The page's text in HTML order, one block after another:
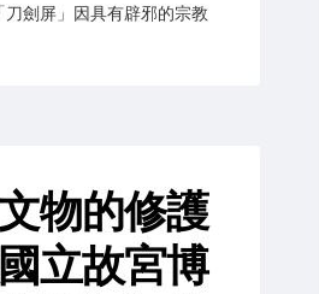
劍屏」因具有辟邪的宗教
物的修護
立故宮博